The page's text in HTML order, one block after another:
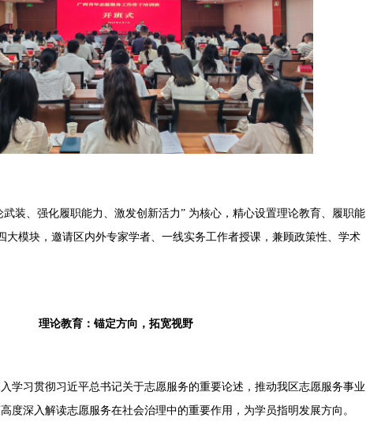
武装、强化履职能力、激发创新活力” 为核心，精心设置理论教育、履职能
大模块，邀请区内外专家学者、一线实务工作者授课，兼顾政策性、学术
理论教育：锚定方向，拓宽视野
学习贯彻习近平总书记关于志愿服务的重要论述，推动我区志愿服务事业
度深入解读志愿服务在社会治理中的重要作用，为学员指明发展方向。